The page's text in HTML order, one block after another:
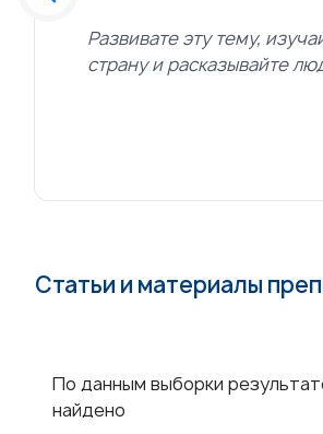
Развивате эту тему,
страну и расказывайте
Статьи и материалы
По данным выборки
найдено